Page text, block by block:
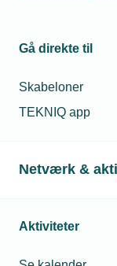
Gå direkte til
Skabeloner
TEKNIQ app
Netværk &
Aktiviteter